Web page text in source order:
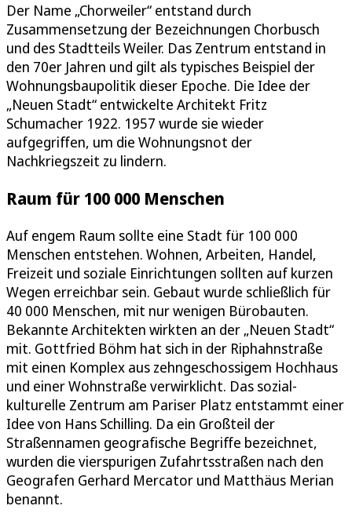
Der Name „Chorweiler“ entstand durch
Zusammensetzung der Bezeichnungen Chorbusch
und des Stadtteils Weiler. Das Zentrum entstand in
den 70er Jahren und gilt als typisches Beispiel der
Wohnungsbaupolitik dieser Epoche. Die Idee der
„Neuen Stadt“ entwickelte Architekt Fritz
Schumacher 1922. 1957 wurde sie wieder
aufgegriffen, um die Wohnungsnot der
Nachkriegszeit zu lindern.
Raum für 100 000 Menschen
Auf engem Raum sollte eine Stadt für 100 000
Menschen entstehen. Wohnen, Arbeiten, Handel,
Freizeit und soziale Einrichtungen sollten auf kurzen
Wegen erreichbar sein. Gebaut wurde schließlich für
40 000 Menschen, mit nur wenigen Bürobauten.
Bekannte Architekten wirkten an der „Neuen Stadt“
mit. Gottfried Böhm hat sich in der Riphahnstraße
mit einen Komplex aus zehngeschossigem Hochhaus
und einer Wohnstraße verwirklicht. Das sozial-
kulturelle Zentrum am Pariser Platz entstammt einer
Idee von Hans Schilling. Da ein Großteil der
Straßennamen geografische Begriffe bezeichnet,
wurden die vierspurigen Zufahrtsstraßen nach den
Geografen Gerhard Mercator und Matthäus Merian
benannt.